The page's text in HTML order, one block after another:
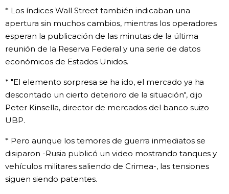
* Los índices Wall Street también indicaban una
apertura sin muchos cambios, mientras los operadores
esperan la publicación de las minutas de la última
reunión de la Reserva Federal y una serie de datos
económicos de Estados Unidos.
* "El elemento sorpresa se ha ido, el mercado ya ha
descontado un cierto deterioro de la situación", dijo
Peter Kinsella, director de mercados del banco suizo
UBP.
* Pero aunque los temores de guerra inmediatos se
disiparon -Rusia publicó un video mostrando tanques y
vehículos militares saliendo de Crimea-, las tensiones
siguen siendo patentes.